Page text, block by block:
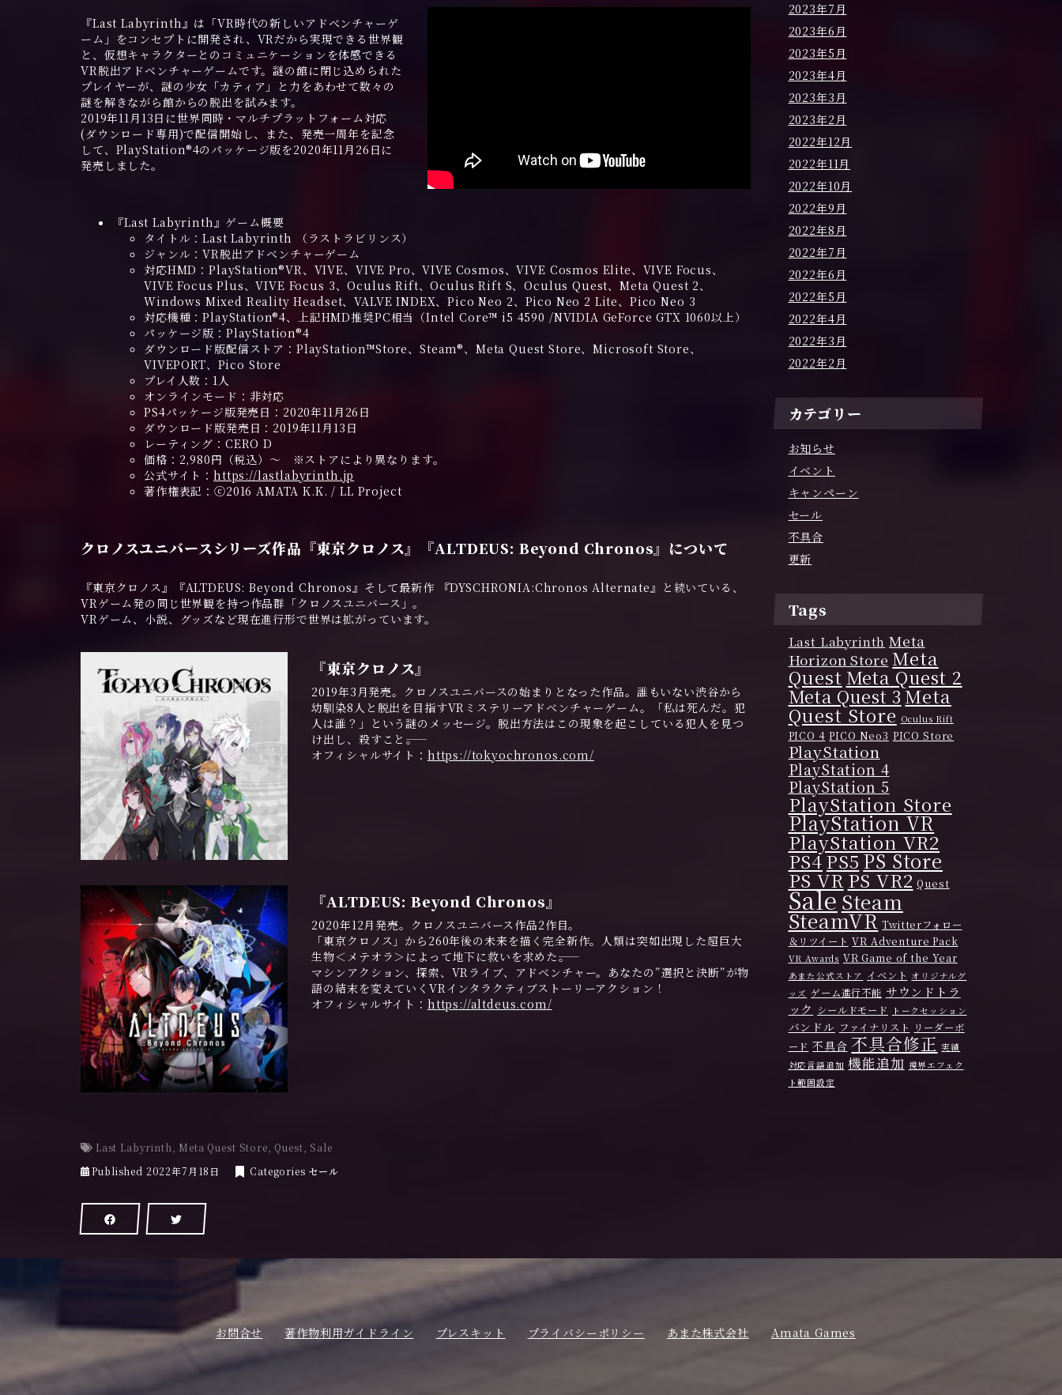
『Last Labyrinth』は「VR時代の新しいアドベンチャーゲ
ーム」をコンセプトに開発され、VRだから実現できる世界観
と、仮想キャラクターとのコミュニケーションを体感できる
VR脱出アドベンチャーゲームです。謎の館に閉じ込められた
プレイヤーが、謎の少女「カティア」と力をあわせて数々の
謎を解きながら館からの脱出を試みます。
2019年11月13日に世界同時・マルチプラットフォーム対応
(ダウンロード専用)で配信開始し、また、発売一周年を記念
して、PlayStation®4のパッケージ版を2020年11月26日に
発売しました。
『Last Labyrinth』ゲーム概要
タイトル：Last Labyrinth （ラストラビリンス）
ジャンル：VR脱出アドベンチャーゲーム
対応HMD：PlayStation®VR、VIVE、VIVE Pro、VIVE Cosmos、VIVE Cosmos Elite、VIVE Focus、
VIVE Focus Plus、VIVE Focus 3、Oculus Rift、Oculus Rift S、Oculus Quest、Meta Quest 2、
Windows Mixed Reality Headset、VALVE INDEX、Pico Neo 2、Pico Neo 2 Lite、Pico Neo 3
対応機種：PlayStation®4、上記HMD推奨PC相当（Intel Core™ i5 4590 /NVIDIA GeForce GTX 1060以上）
パッケージ版：PlayStation®4
ダウンロード版配信ストア：PlayStation™Store、Steam®、Meta Quest Store、Microsoft Store、
VIVEPORT、Pico Store
プレイ人数：1人
オンラインモード：非対応
PS4パッケージ版発売日：2020年11月26日
ダウンロード版発売日：2019年11月13日
レーティング：CERO D
価格：2,980円（税込）～ ※ストアにより異なります。
公式サイト：https://lastlabyrinth.jp
著作権表記：ⓒ2016 AMATA K.K. / LL Project
クロノスユニバースシリーズ作品『東京クロノス』『ALTDEUS: Beyond Chronos』について
『東京クロノス』『ALTDEUS: Beyond Chronos』そして最新作 『DYSCHRONIA:Chronos Alternate』と続いている、
VRゲーム発の同じ世界観を持つ作品群「クロノスユニバース」。
VRゲーム、小説、グッズなど現在進行形で世界は拡がっています。
『東京クロノス』
2019年3月発売。クロノスユニバースの始まりとなった作品。誰もいない渋谷から
幼馴染8人と脱出を目指すVRミステリーアドベンチャーゲーム。「私は死んだ。犯
人は誰？」という謎のメッセージ。脱出方法はこの現象を起こしている犯人を見つ
け出し、殺すこと――。
オフィシャルサイト： https://tokyochronos.com/
『ALTDEUS: Beyond Chronos』
2020年12月発売。クロノスユニバース作品2作目。
「東京クロノス」から260年後の未来を描く完全新作。人類は突如出現した超巨大
生物＜メテオラ＞によって地下に救いを求めた――。
マシンアクション、探索、VRライブ、アドベンチャー。あなたの”選択と決断”が物
語の結末を変えていくVRインタラクティブストーリーアクション！
オフィシャルサイト： https://altdeus.com/
Last Labyrinth Meta Quest Store Quest Sale
Published 2022年7月18日 Categories セール
2023年7月
2023年6月
2023年5月
2023年4月
2023年3月
2023年2月
2022年12月
2022年11月
2022年10月
2022年9月
2022年8月
2022年7月
2022年6月
2022年5月
2022年4月
2022年3月
2022年2月
カテゴリー
お知らせ
イベント
キャンペーン
セール
不具合
更新
Tags
Last Labyrinth Meta
Horizon Store Meta
Quest Meta Quest 2
Meta Quest 3 Meta
Quest Store Oculus Rift
PICO 4 PICO Neo3 PICO Store
PlayStation
PlayStation 4
PlayStation 5
PlayStation Store
PlayStation VR
PlayStation VR2
PS4PS5PS Store
PS VRPS VR2 Quest
SaleSteam
SteamVR Twitterフォロー
＆リツイート VR Adventure Pack
VR Awards VR Game of the Year
あまた公式ストア イベント オリジナルグ
ッズ ゲーム進行不能 サウンドトラ
ック シールドモード トークセッション
バンドル ファイナリスト リーダーボ
ード 不具合 不具合修正 実績
対応言語追加 機能追加 視界エフェク
ト範囲設定
お問合せ 著作物利用ガイドライン プレスキット プライバシーポリシー あまた株式会社 Amata Games